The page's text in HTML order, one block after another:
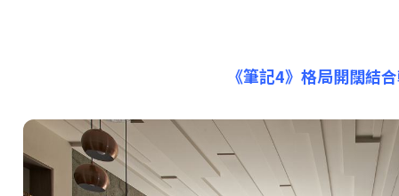
《筆記4》 格局開闊結